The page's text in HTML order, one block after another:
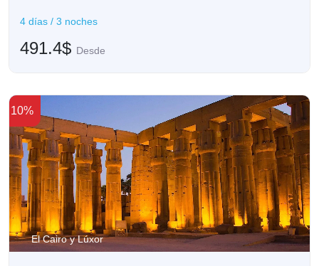
4 días / 3 noches
491.4$ Desde
El Cairo y Lúxor
10%